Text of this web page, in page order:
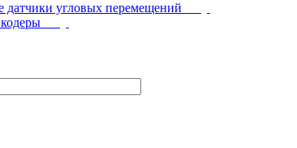
датчики угловых перемещений